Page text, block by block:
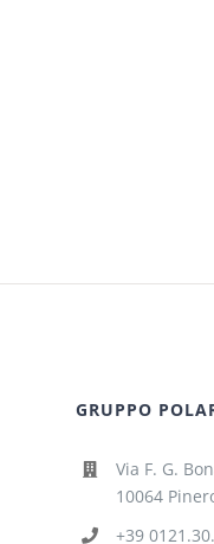
GRUPPO
Via F. G.
10064
+39